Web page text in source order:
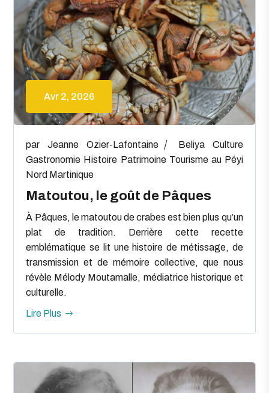
Avr 2, 2026
Matoutou, le goût de Pâques
parJeanne Ozier-Lafontaine Beliya
Culture
Gastronomie Histoire Patrimoine Tourisme au Péyi
Nord Martinique
À Pâques, le matoutou de crabes est bien plus qu’un
plat de tradition. Derrière cette recette
emblématique se lit une histoire de métissage, de
transmission et de mémoire collective, que nous
révèle Mélody Moutamalle, médiatrice historique et
culturelle.
Lire Plus